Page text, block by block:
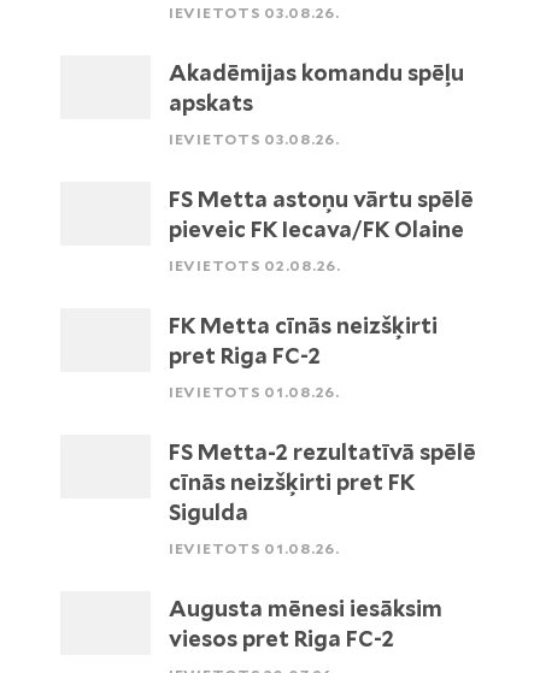
IEVIETOTS 03.08.26.
Akadēmijas komandu spēļu
apskats
IEVIETOTS 03.08.26.
FS Metta astoņu vārtu spēlē
pieveic FK Iecava/FK Olaine
IEVIETOTS 02.08.26.
FK Metta cīnās neizšķirti
pret Riga FC-2
IEVIETOTS 01.08.26.
FS Metta-2 rezultatīvā spēlē
cīnās neizšķirti pret FK
Sigulda
IEVIETOTS 01.08.26.
Augusta mēnesi iesāksim
viesos pret Riga FC-2